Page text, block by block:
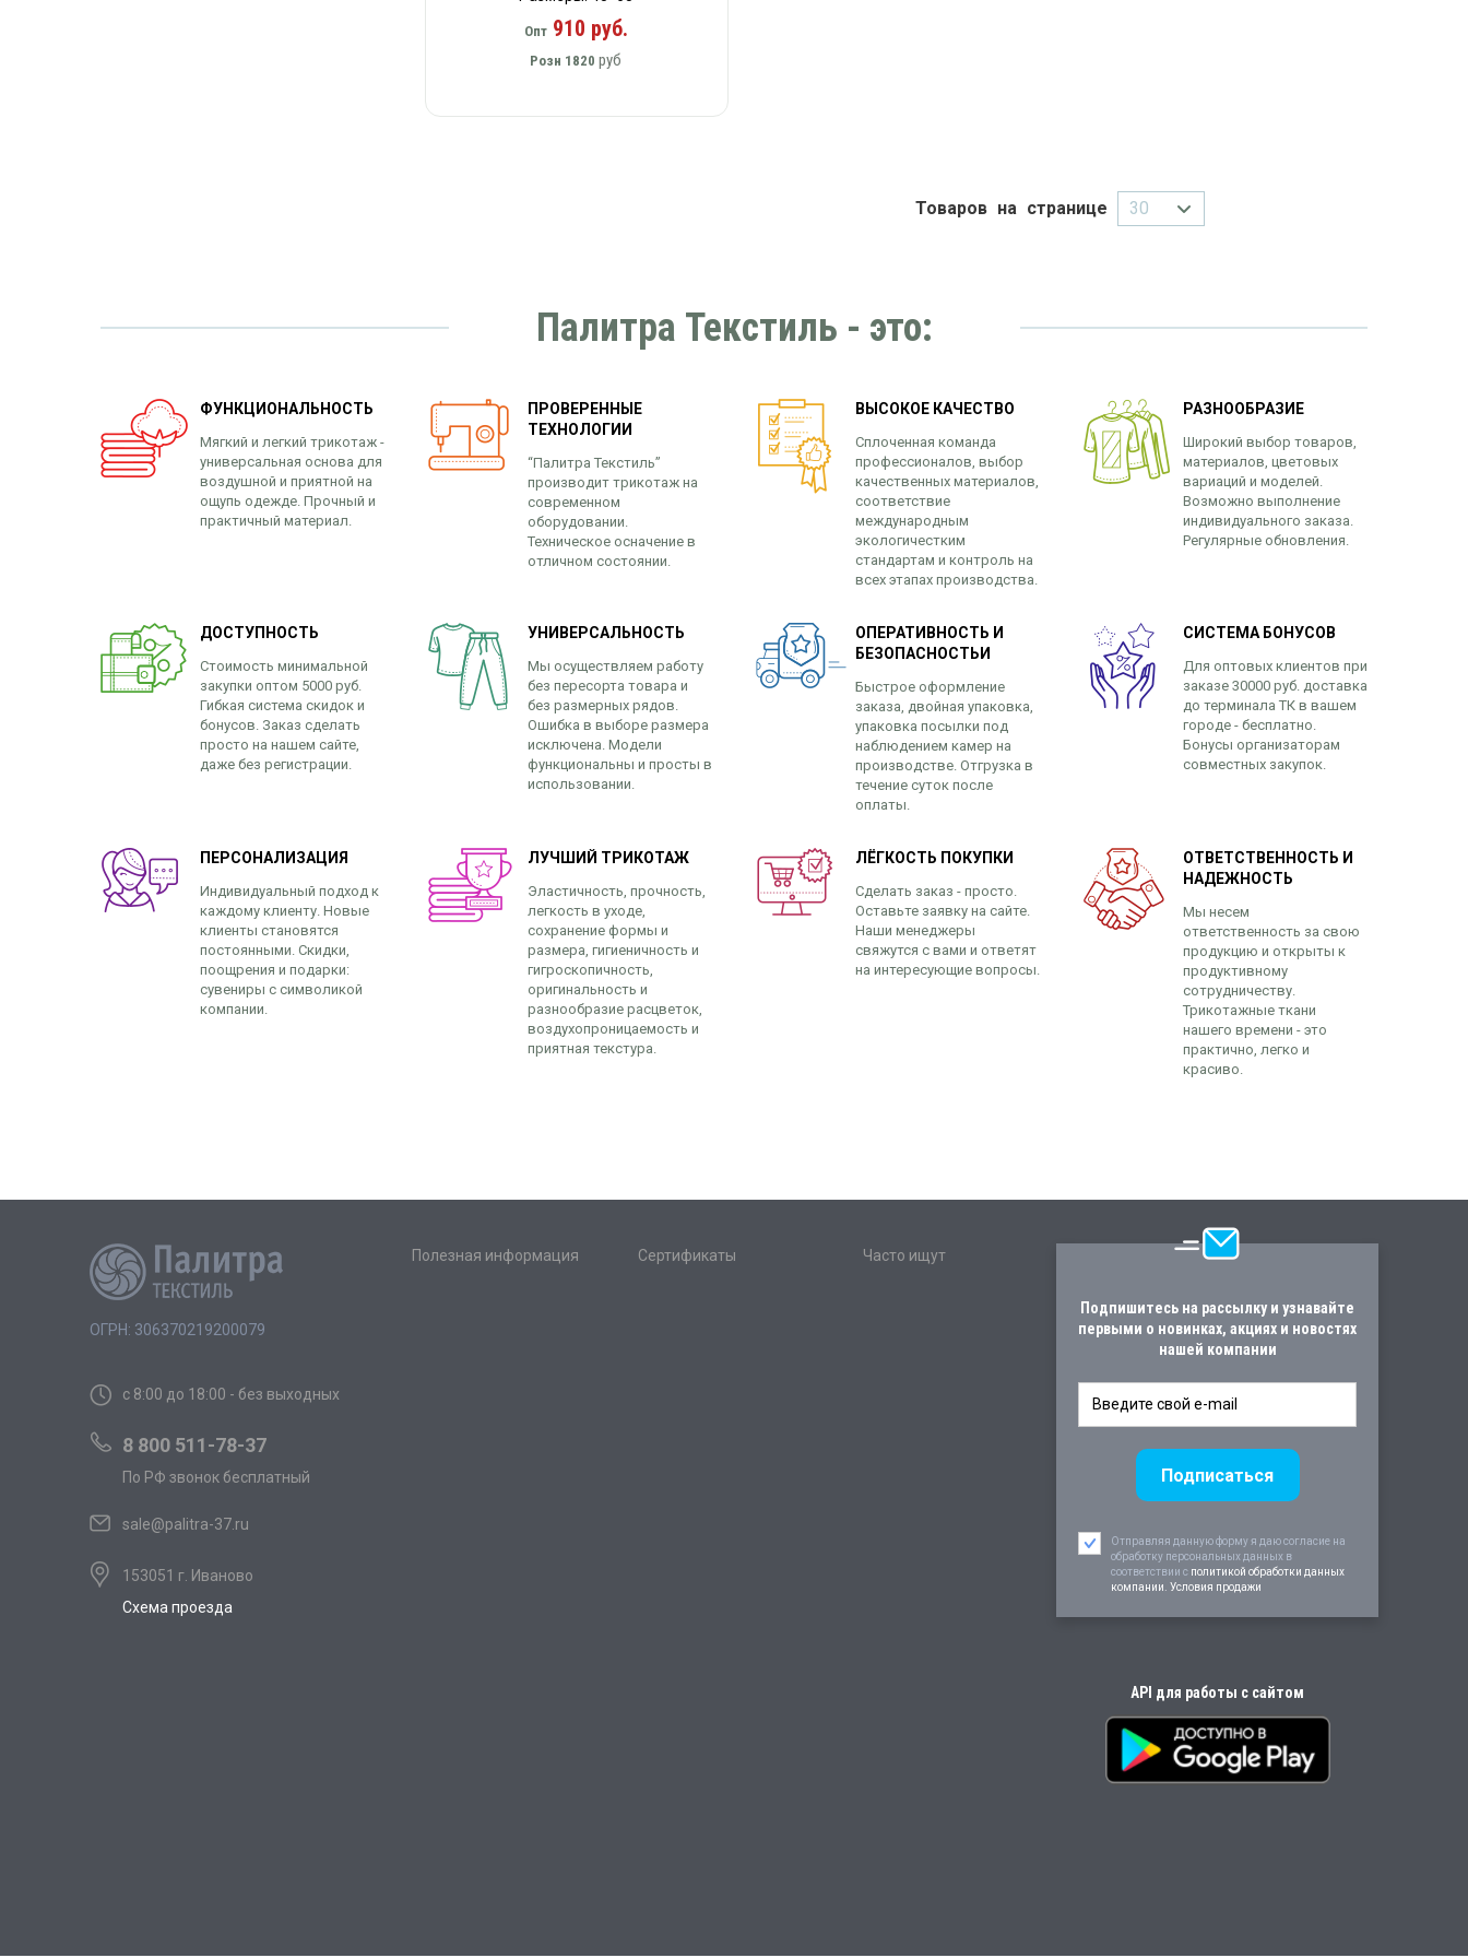
Опт910 руб.
Розн 1820 руб
Товаров на странице
Палитра Текстиль - это:
ФУНКЦИОНАЛЬНОСТЬ
Мягкий и легкий трикотаж -
универсальная основа для
воздушной и приятной на
ощупь одежде. Прочный и
практичный материал.
ПРОВЕРЕННЫЕ
ТЕХНОЛОГИИ
“Палитра Текстиль”
производит трикотаж на
современном
оборудовании.
Техническое осначение в
отличном состоянии.
ВЫСОКОЕ КАЧЕСТВО
Сплоченная команда
профессионалов, выбор
качественных материалов,
соответствие
международным
экологичестким
стандартам и контроль на
всех этапах производства.
РАЗНООБРАЗИЕ
Широкий выбор товаров,
материалов, цветовых
вариаций и моделей.
Возможно выполнение
индивидуального заказа.
Регулярные обновления.
ДОСТУПНОСТЬ
Стоимость минимальной
закупки оптом 5000 руб.
Гибкая система скидок и
бонусов. Заказ сделать
просто на нашем сайте,
даже без регистрации.
УНИВЕРСАЛЬНОСТЬ
Мы осуществляем работу
без пересорта товара и
без размерных рядов.
Ошибка в выборе размера
исключена. Модели
функциональны и просты в
использовании.
ОПЕРАТИВНОСТЬ И
БЕЗОПАСНОСТЬИ
Быстрое оформление
заказа, двойная упаковка,
упаковка посылки под
наблюдением камер на
производстве. Отгрузка в
течение суток после
оплаты.
СИСТЕМА БОНУСОВ
Для оптовых клиентов при
заказе 30000 руб. доставка
до терминала ТК в вашем
городе - бесплатно.
Бонусы организаторам
совместных закупок.
ПЕРСОНАЛИЗАЦИЯ
Индивидуальный подход к
каждому клиенту. Новые
клиенты становятся
постоянными. Скидки,
поощрения и подарки:
сувениры с символикой
компании.
ЛУЧШИЙ ТРИКОТАЖ
Эластичность, прочность,
легкость в уходе,
сохранение формы и
размера, гигиеничность и
гигроскопичность,
оригинальность и
разнообразие расцветок,
воздухопроницаемость и
приятная текстура.
ЛЁГКОСТЬ ПОКУПКИ
Сделать заказ - просто.
Оставьте заявку на сайте.
Наши менеджеры
свяжутся с вами и ответят
на интересующие вопросы.
ОТВЕТСТВЕННОСТЬ И
НАДЕЖНОСТЬ
Мы несем
ответственность за свою
продукцию и открыты к
продуктивному
сотрудничеству.
Трикотажные ткани
нашего времени - это
практично, легко и
красиво.
ОГРН: 306370219200079
с 8:00 до 18:00 - без выходных
8 800 511-78-37
По РФ звонок бесплатный
sale@palitra-37.ru
153051 г. Иваново
Схема проезда
Полезная информация Сертификаты Часто ищут
Подпишитесь на рассылку и узнавайте
первыми о новинках, акциях и новостях
нашей компании
Отправляя данную форму я даю согласие на
обработку персональных данных в
соответствии c политикой обработки данных
компании. Условия продажи
API для работы с сайтом